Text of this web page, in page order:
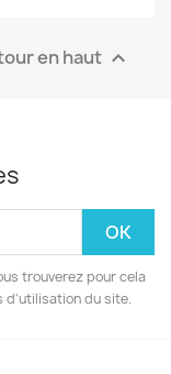
en haut 
trouverez pour cela
d'utilisation du site.